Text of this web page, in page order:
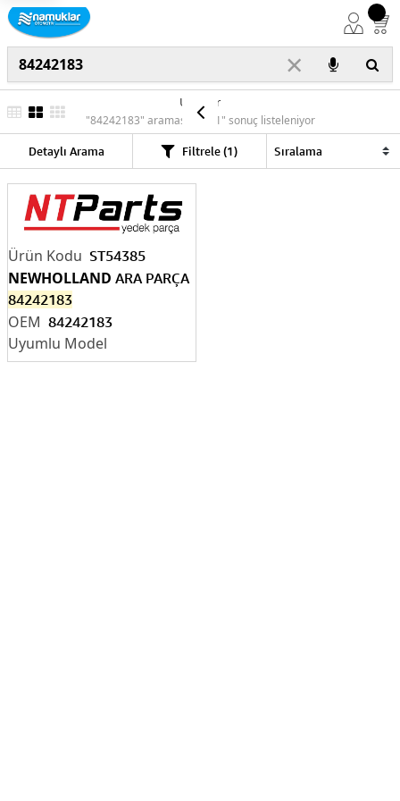
×
Ürünler
"84242183" araması için "1" sonuç listeleniyor
Detaylı Arama Filtrele (1)
ST54385
84242183
NEWHOLLAND ARA PARÇA
84242183